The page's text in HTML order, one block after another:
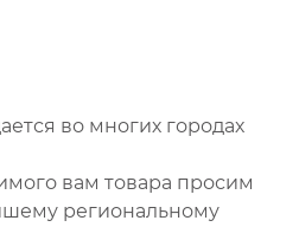
во многих городах
вам товара просим
региональному